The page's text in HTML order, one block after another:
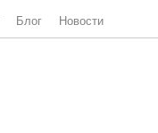
Блог Новости